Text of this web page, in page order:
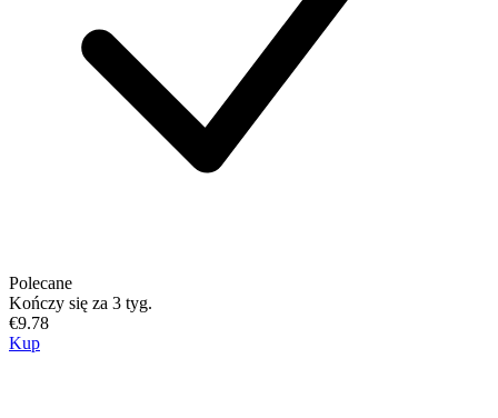
Polecane
Kończy się za 3 tyg.
€9.78
Kup